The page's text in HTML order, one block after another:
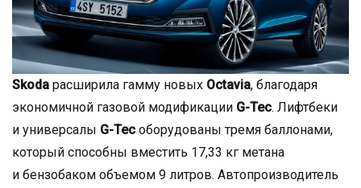
Skoda расширила гамму новых Octavia, благодаря
экономичной газовой модификации G-Tec. Лифтбеки
и универсалы G-Tec оборудованы тремя баллонами,
который способны вместить 17,33 кг метана
и бензобаком объемом 9 литров. Автопроизводитель